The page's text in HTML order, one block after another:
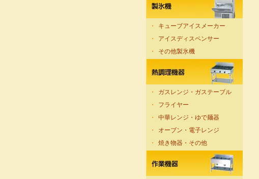
・
キューブアイスメーカー
・
アイスディスペンサー
・
その他製氷機
・
ガスレンジ・ガステーブル
・
フライヤー
・
中華レンジ・ゆで麺器
・
オーブン・電子レンジ
・
焼き物器・その他